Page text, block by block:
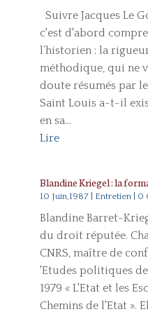
Suivre Jacques Le
c'est d'abord
l’historien : la
méthodique, qui ne
doute résumés par
Saint Louis a-t-il
en sa...
Lire
Blandine Kriegel : la
10 Juin,1987| Entretien| 0
Blandine Barret-
du droit réputée.
CNRS, maître de
'Etudes politiques
1979 « L'Etat et les
Chemins de l'Etat ».